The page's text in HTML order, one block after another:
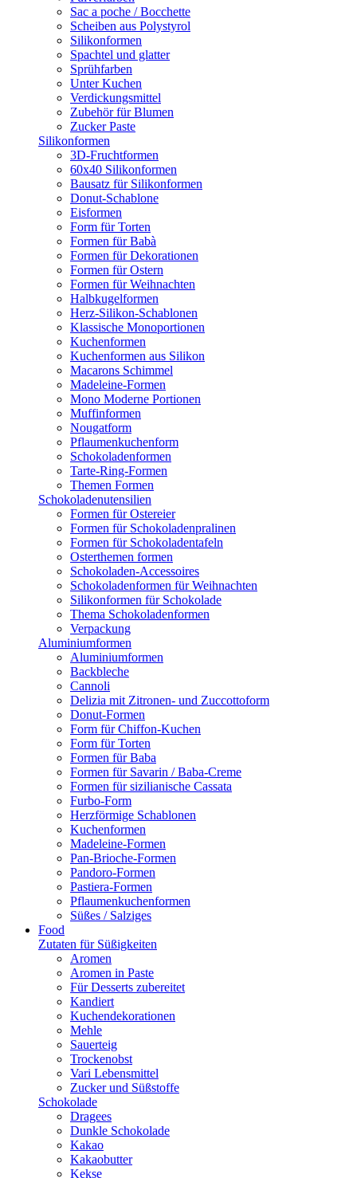
Sac a poche / Bocchette
Scheiben aus Polystyrol
Silikonformen
Spachtel und glatter
Sprühfarben
Unter Kuchen
Verdickungsmittel
Zubehör für Blumen
Zucker Paste
Silikonformen
3D-Fruchtformen
60x40 Silikonformen
Bausatz für Silikonformen
Donut-Schablone
Eisformen
Form für Torten
Formen für Babà
Formen für Dekorationen
Formen für Ostern
Formen für Weihnachten
Halbkugelformen
Herz-Silikon-Schablonen
Klassische Monoportionen
Kuchenformen
Kuchenformen aus Silikon
Macarons Schimmel
Madeleine-Formen
Mono Moderne Portionen
Muffinformen
Nougatform
Pflaumenkuchenform
Schokoladenformen
Tarte-Ring-Formen
Themen Formen
Schokoladenutensilien
Formen für Ostereier
Formen für Schokoladenpralinen
Formen für Schokoladentafeln
Osterthemen formen
Schokoladen-Accessoires
Schokoladenformen für Weihnachten
Silikonformen für Schokolade
Thema Schokoladenformen
Verpackung
Aluminiumformen
Aluminiumformen
Backbleche
Cannoli
Delizia mit Zitronen- und Zuccottoform
Donut-Formen
Form für Chiffon-Kuchen
Form für Torten
Formen für Baba
Formen für Savarin / Baba-Creme
Formen für sizilianische Cassata
Furbo-Form
Herzförmige Schablonen
Kuchenformen
Madeleine-Formen
Pan-Brioche-Formen
Pandoro-Formen
Pastiera-Formen
Pflaumenkuchenformen
Süßes / Salziges
Food
Zutaten für Süßigkeiten
Aromen
Aromen in Paste
Für Desserts zubereitet
Kandiert
Kuchendekorationen
Mehle
Sauerteig
Trockenobst
Vari Lebensmittel
Zucker und Süßstoffe
Schokolade
Dragees
Dunkle Schokolade
Kakao
Kakaobutter
Kekse